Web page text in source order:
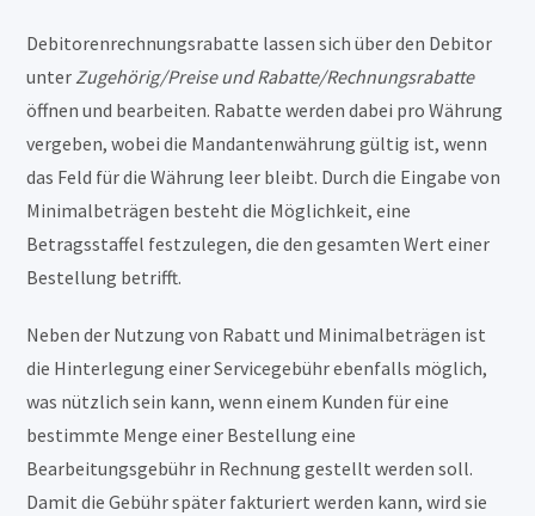
Debitorenrechnungsrabatte lassen sich über den Debitor
unterZugehörig/Preise und Rabatte/Rechnungsrabatte
öffnen und bearbeiten. Rabatte werden dabei pro Währung
vergeben, wobei die Mandantenwährung gültig ist, wenn
das Feld für die Währung leer bleibt. Durch die Eingabe von
Minimalbeträgen besteht die Möglichkeit, eine
Betragsstaffel festzulegen, die den gesamten Wert einer
Bestellung betrifft.
Neben der Nutzung von Rabatt und Minimalbeträgen ist
die Hinterlegung einer Servicegebühr ebenfalls möglich,
was nützlich sein kann, wenn einem Kunden für eine
bestimmte Menge einer Bestellung eine
Bearbeitungsgebühr in Rechnung gestellt werden soll.
Damit die Gebühr später fakturiert werden kann, wird sie